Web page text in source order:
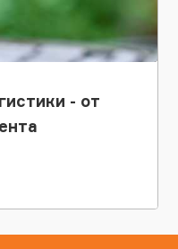
- от